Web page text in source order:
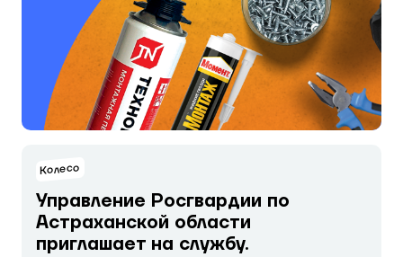
Колесо
Управление Росгвардии по
Астраханской области
приглашает на службу.